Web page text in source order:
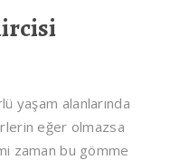
yaşam alanlarında
eğer olmazsa
zaman bu gömme